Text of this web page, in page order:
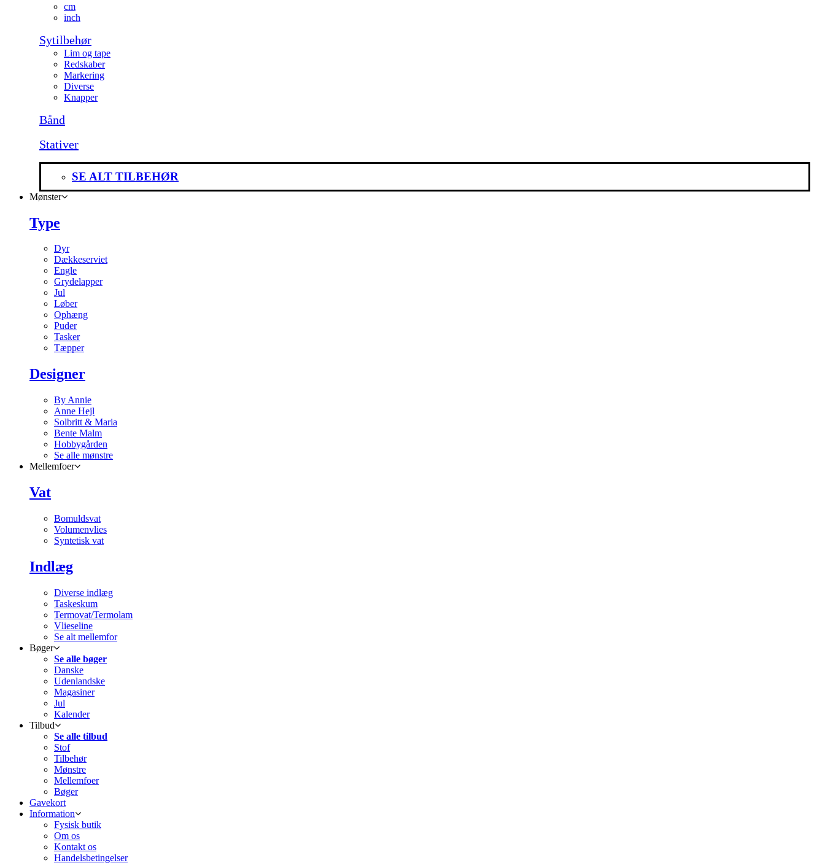
cm
inch
Sytilbehør
Lim og tape
Redskaber
Markering
Diverse
Knapper
Bånd
Stativer
SE ALT TILBEHØR
Mønster
Type
Dyr
Dækkeserviet
Engle
Grydelapper
Jul
Løber
Ophæng
Puder
Tasker
Tæpper
Designer
By Annie
Anne Hejl
Solbritt & Maria
Bente Malm
Hobbygården
Se alle mønstre
Mellemfoer
Vat
Bomuldsvat
Volumenvlies
Syntetisk vat
Indlæg
Diverse indlæg
Taskeskum
Termovat/Termolam
Vlieseline
Se alt mellemfor
Bøger
Se alle bøger
Danske
Udenlandske
Magasiner
Jul
Kalender
Tilbud
Se alle tilbud
Stof
Tilbehør
Mønstre
Mellemfoer
Bøger
Gavekort
Information
Fysisk butik
Om os
Kontakt os
Handelsbetingelser